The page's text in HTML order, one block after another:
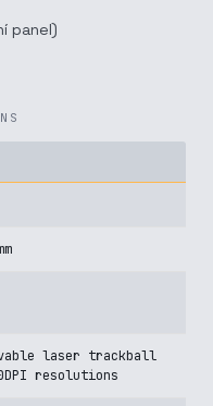
panel)
laser trackball
resolutions